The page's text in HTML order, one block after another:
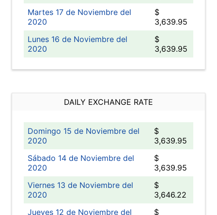
Martes 17 de Noviembre del
2020
$
3,639.95
Lunes 16 de Noviembre del
2020
$
3,639.95
DAILY EXCHANGE RATE
Domingo 15 de Noviembre del
2020
$
3,639.95
Sábado 14 de Noviembre del
2020
$
3,639.95
Viernes 13 de Noviembre del
2020
$
3,646.22
Jueves 12 de Noviembre del
$